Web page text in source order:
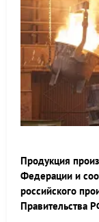
Продукция
Федерации и
российского
Правительства